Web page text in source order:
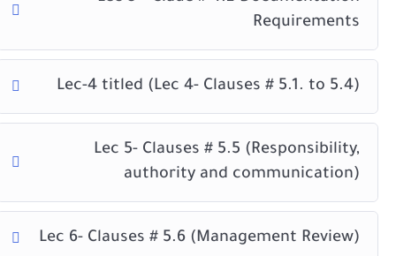
القياس والتحليل والتحسين المستمر للأداء
Requirements
Lec-4 titled (Lec 4- Clauses # 5.1. to 5.4)
Lec 5- Clauses # 5.5 (Responsibility,
authority and communication)
Lec 6- Clauses # 5.6 (Management Review)